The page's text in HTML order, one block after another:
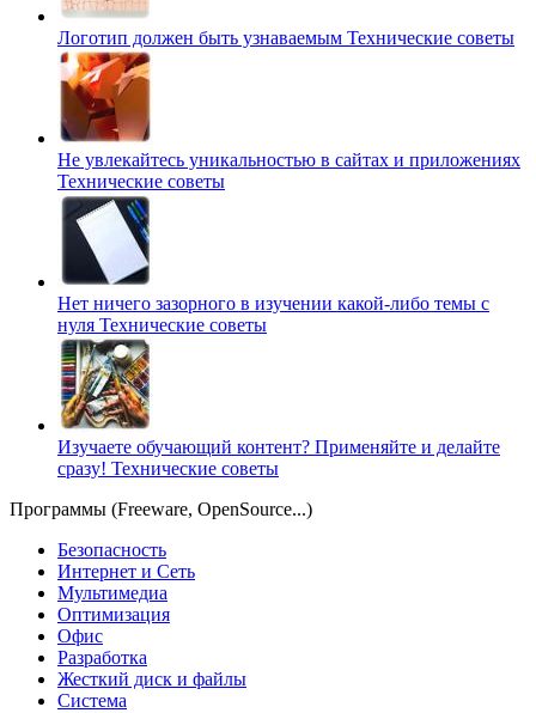
Логотип должен быть узнаваемым Технические советы
Не увлекайтесь уникальностью в сайтах и приложениях
Технические советы
Нет ничего зазорного в изучении какой-либо темы с
нуля Технические советы
Изучаете обучающий контент? Применяйте и делайте
сразу! Технические советы
Программы (Freeware, OpenSource...)
Безопасность
Интернет и Сеть
Мультимедиа
Оптимизация
Офис
Разработка
Жесткий диск и файлы
Система